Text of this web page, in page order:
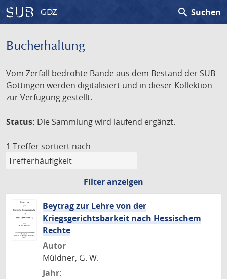
GDZ search Suchen
Bucherhaltung
Vom Zerfall bedrohte Bände aus dem Bestand der SUB
Göttingen werden digitalisiert und in dieser Kollektion
zur Verfügung gestellt.
Status: Die Sammlung wird laufend ergänzt.
1 Treffer sortiert nach
Filter anzeigen
Beytrag zur Lehre von der
Kriegsgerichtsbarkeit nach Hessischem
Rechte
Autor
Müldner, G. W.
Jahr: